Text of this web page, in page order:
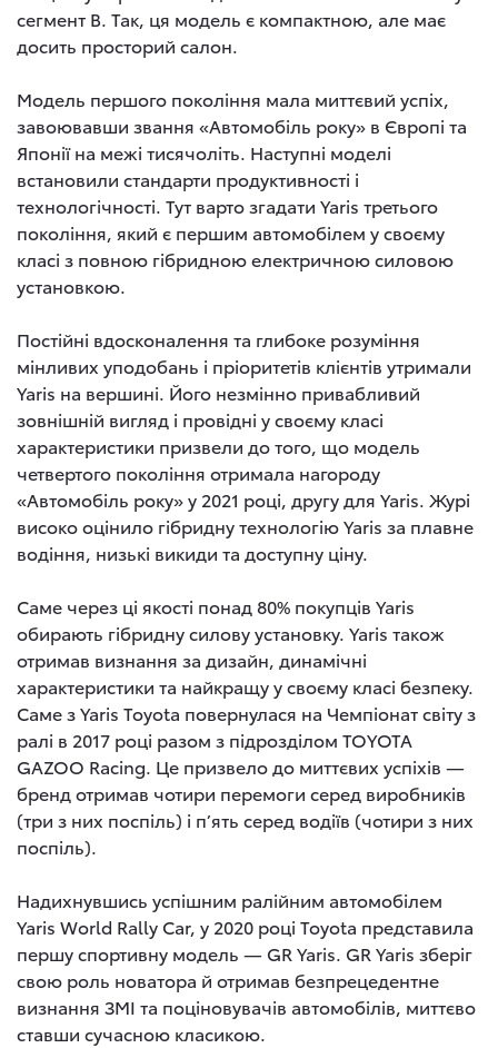
сегмент B. Так, ця модель є компактною, але має
досить просторий салон.
Модель першого покоління мала миттєвий успіх,
завоювавши звання «Автомобіль року» в Європі та
Японії на межі тисячоліть. Наступні моделі
встановили стандарти продуктивності і
технологічності. Тут варто згадати Yaris третього
покоління, який є першим автомобілем у своєму
класі з повною гібридною електричною силовою
установкою.
Постійні вдосконалення та глибоке розуміння
мінливих уподобань і пріоритетів клієнтів утримали
Yaris на вершині. Його незмінно привабливий
зовнішній вигляд і провідні у своєму класі
характеристики призвели до того, що модель
четвертого покоління отримала нагороду
«Автомобіль року» у 2021 році, другу для Yaris. Журі
високо оцінило гібридну технологію Yaris за плавне
водіння, низькі викиди та доступну ціну.
Саме через ці якості понад 80% покупців Yaris
обирають гібридну силову установку. Yaris також
отримав визнання за дизайн, динамічні
характеристики та найкращу у своєму класі безпеку.
Саме з Yaris Toyota повернулася на Чемпіонат світу з
ралі в 2017 році разом з підрозділом TOYOTA
GAZOO Racing. Це призвело до миттєвих успіхів —
бренд отримав чотири перемоги серед виробників
(три з них поспіль) і п’ять серед водіїв (чотири з них
поспіль).
Надихнувшись успішним ралійним автомобілем
Yaris World Rally Car, у 2020 році Toyota представила
першу спортивну модель — GR Yaris. GR Yaris зберіг
свою роль новатора й отримав безпрецедентне
визнання ЗМІ та поціновувачів автомобілів, миттєво
ставши сучасною класикою.